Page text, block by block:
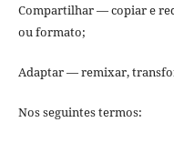
Compartilhar — copiar e
ou formato;
Adaptar — remixar,
Nos seguintes termos: